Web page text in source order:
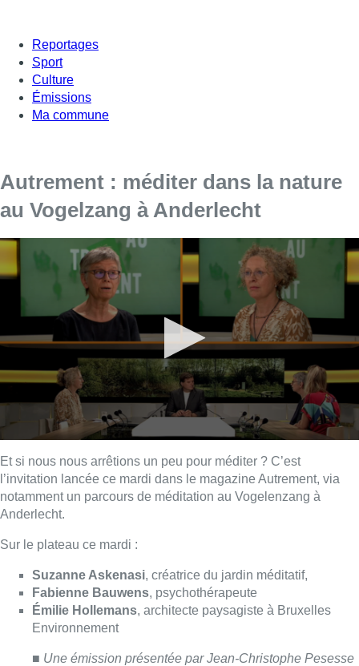
Reportages
Sport
Culture
Émissions
Ma commune
Autrement : méditer dans la nature
au Vogelzang à Anderlecht
Et si nous nous arrêtions un peu pour méditer ? C’est
l’invitation lancée ce mardi dans le magazine Autrement, via
notamment un parcours de méditation au Vogelenzang à
Anderlecht.
Sur le plateau ce mardi :
Suzanne Askenasi, créatrice du jardin méditatif,
Fabienne Bauwens, psychothérapeute
Émilie Hollemans, architecte paysagiste à Bruxelles
Environnement
■ Une émission présentée par Jean-Christophe Pesesse